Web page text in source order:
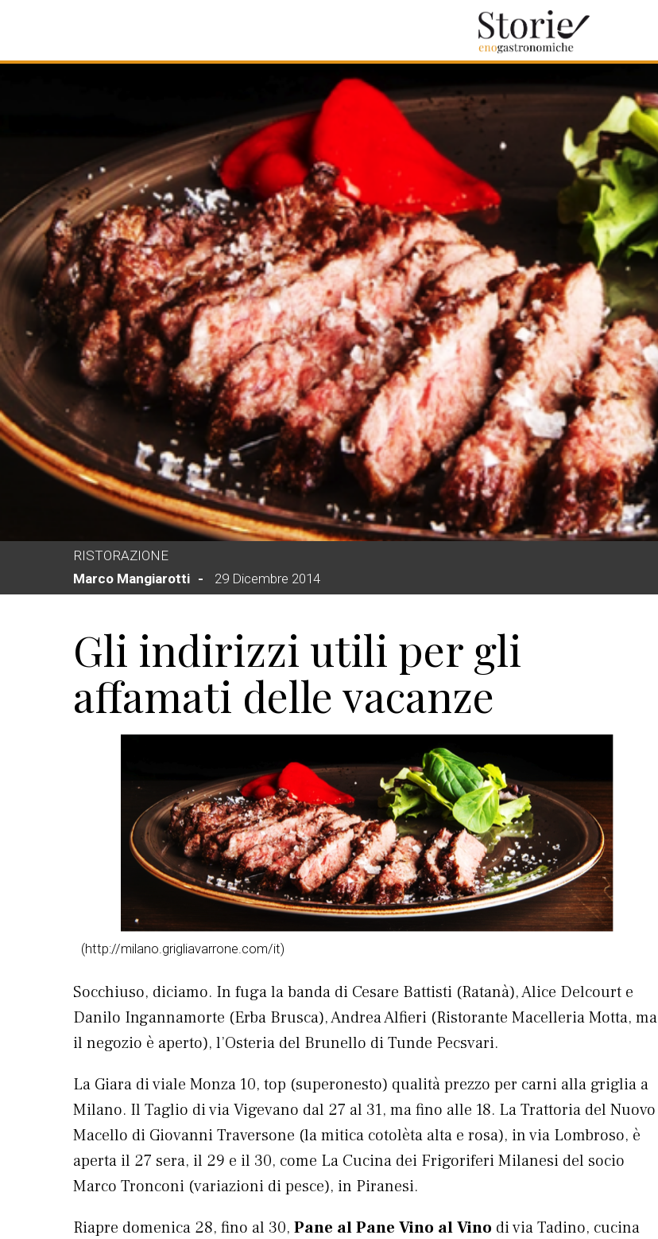
RISTORAZIONE
Marco Mangiarotti
29 Dicembre 2014
Gli indirizzi utili per gli
affamati delle vacanze
(http://milano.grigliavarrone.com/it)
Socchiuso, diciamo. In fuga la banda di Cesare Battisti (Ratanà), Alice Delcourt e
Danilo Ingannamorte (Erba Brusca), Andrea Alfieri (Ristorante Macelleria Motta, ma
il negozio è aperto), l’Osteria del Brunello di Tunde Pecsvari.
La Giara di viale Monza 10, top (superonesto) qualità prezzo per carni alla griglia a
Milano. Il Taglio di via Vigevano dal 27 al 31, ma fino alle 18. La Trattoria del Nuovo
Macello di Giovanni Traversone (la mitica cotolèta alta e rosa), in via Lombroso, è
aperta il 27 sera, il 29 e il 30, come La Cucina dei Frigoriferi Milanesi del socio
Marco Tronconi (variazioni di pesce), in Piranesi.
Riapre domenica 28, fino al 30, Pane al Pane Vino al Vino di via Tadino, cucina